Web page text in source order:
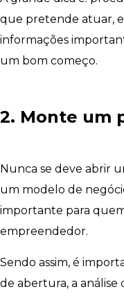
que pretende atuar,
informações
um bom começo.
2. Monte um
Nunca se deve abrir
um modelo de
importante para
empreendedor.
Sendo assim, é
de abertura, a análise